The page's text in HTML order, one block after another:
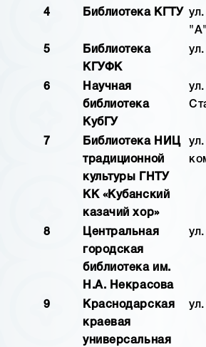
4 Библиотека КГТУ
"А"
5
Библиотека
КГУФК
6
Научная
библиотека
КубГУ
ул.
7
Библиотека НИЦ
традиционной
культуры ГНТУ
КК «Кубанский
казачий хор»
8
Центральная
городская
библиотека им.
Н.А. Некрасова
9
Краснодарская
краевая
универсальная